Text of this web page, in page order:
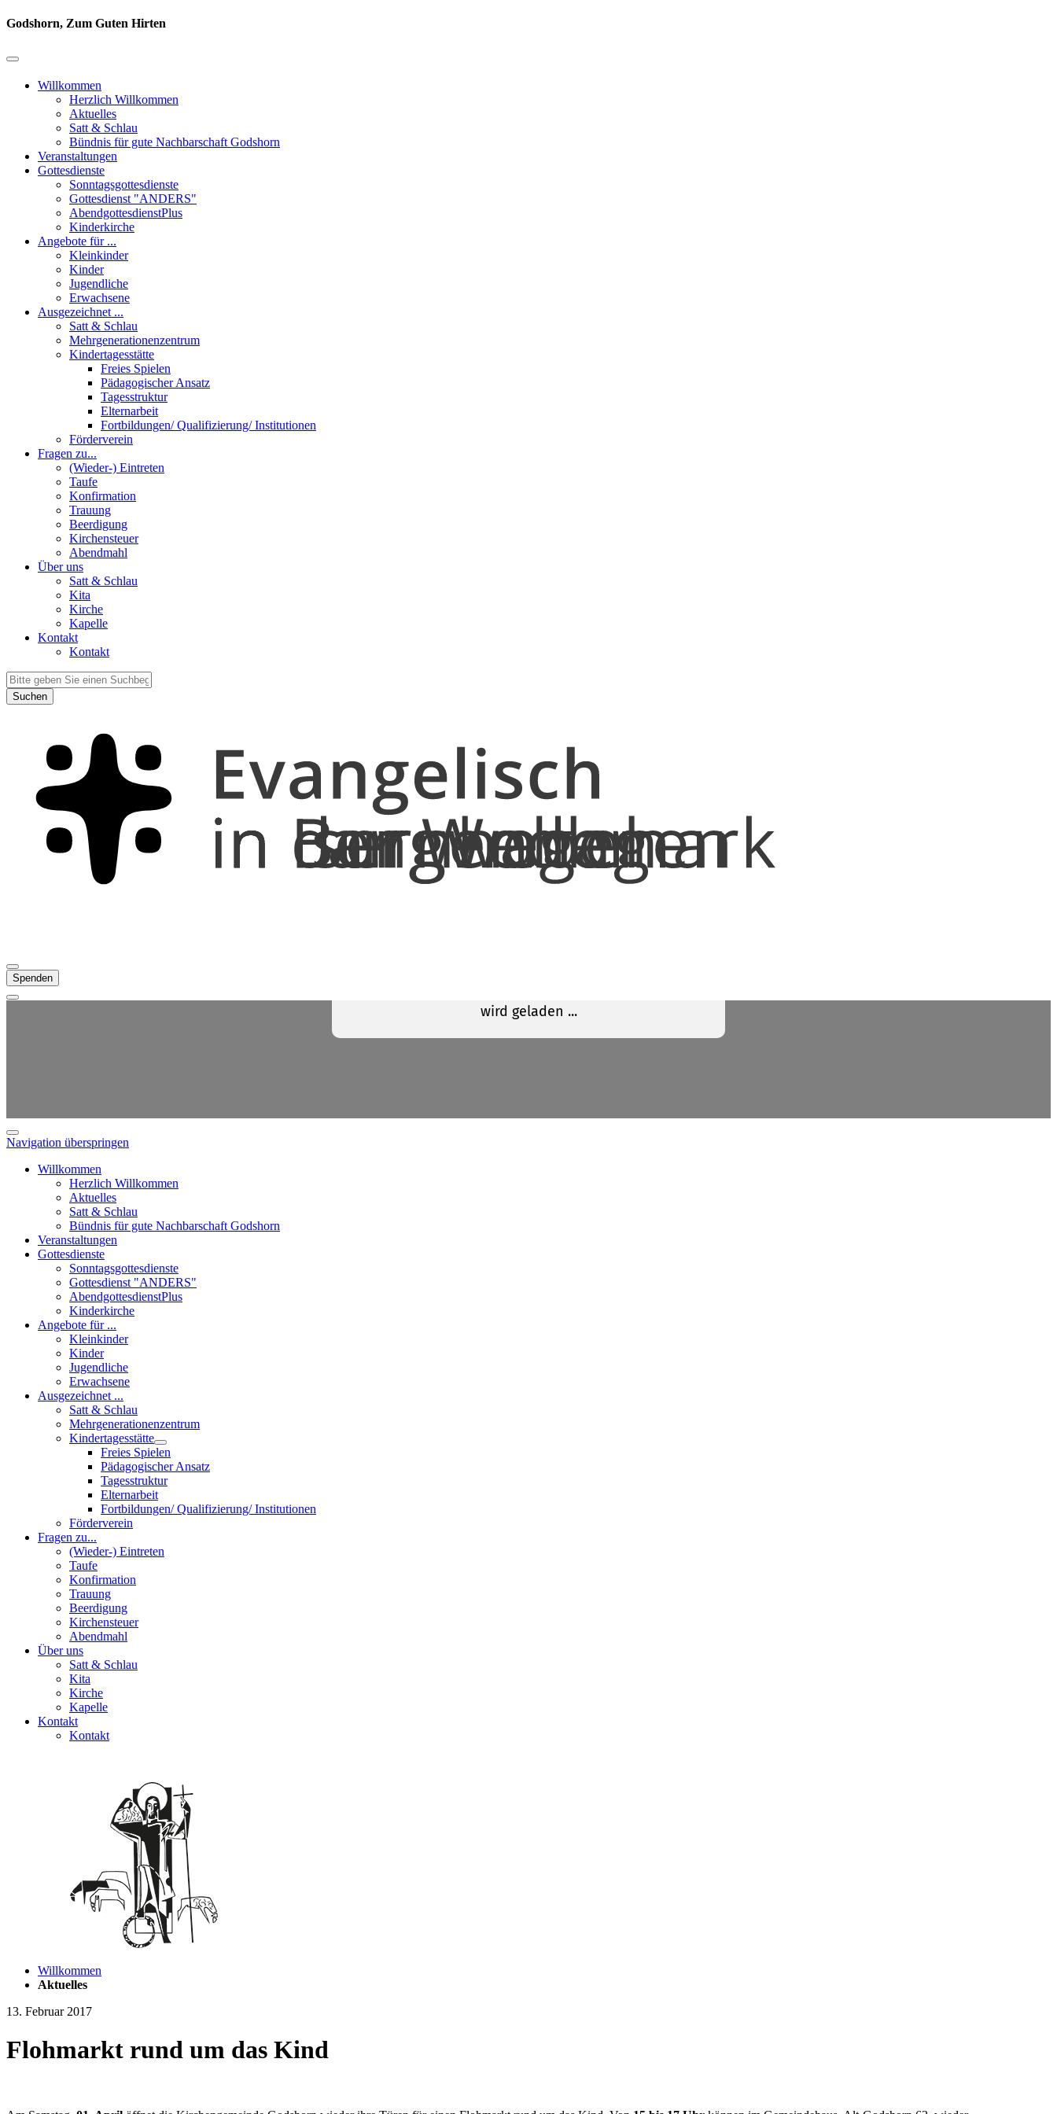
Godshorn, Zum Guten Hirten
Willkommen
Herzlich Willkommen
Aktuelles
Satt & Schlau
Bündnis für gute Nachbarschaft Godshorn
Veranstaltungen
Gottesdienste
Sonntagsgottesdienste
Gottesdienst "ANDERS"
AbendgottesdienstPlus
Kinderkirche
Angebote für ...
Kleinkinder
Kinder
Jugendliche
Erwachsene
Ausgezeichnet ...
Satt & Schlau
Mehrgenerationenzentrum
Kindertagesstätte
Freies Spielen
Pädagogischer Ansatz
Tagesstruktur
Elternarbeit
Fortbildungen/ Qualifizierung/ Institutionen
Förderverein
Fragen zu...
(Wieder-) Eintreten
Taufe
Konfirmation
Trauung
Beerdigung
Kirchensteuer
Abendmahl
Über uns
Satt & Schlau
Kita
Kirche
Kapelle
Kontakt
Kontakt
Suchen
Spenden
Navigation überspringen
Willkommen
Herzlich Willkommen
Aktuelles
Satt & Schlau
Bündnis für gute Nachbarschaft Godshorn
Veranstaltungen
Gottesdienste
Sonntagsgottesdienste
Gottesdienst "ANDERS"
AbendgottesdienstPlus
Kinderkirche
Angebote für ...
Kleinkinder
Kinder
Jugendliche
Erwachsene
Ausgezeichnet ...
Satt & Schlau
Mehrgenerationenzentrum
Kindertagesstätte
Freies Spielen
Pädagogischer Ansatz
Tagesstruktur
Elternarbeit
Fortbildungen/ Qualifizierung/ Institutionen
Förderverein
Fragen zu...
(Wieder-) Eintreten
Taufe
Konfirmation
Trauung
Beerdigung
Kirchensteuer
Abendmahl
Über uns
Satt & Schlau
Kita
Kirche
Kapelle
Kontakt
Kontakt
Willkommen
Aktuelles
13. Februar 2017
Flohmarkt rund um das Kind